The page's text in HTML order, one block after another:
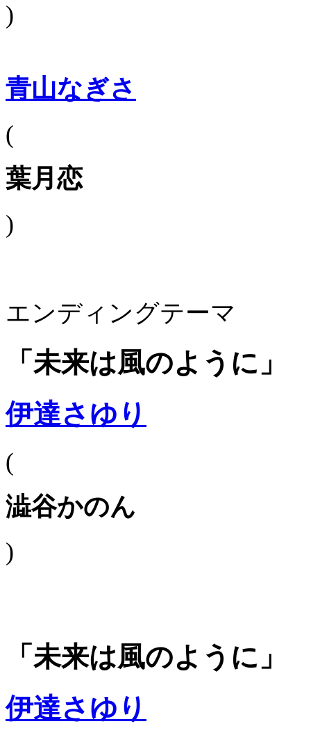
)
青山なぎさ
(
葉月恋
)
エンディングテーマ
「未来は風のように」
伊達さゆり
(
澁谷かのん
)
「未来は風のように」
伊達さゆり